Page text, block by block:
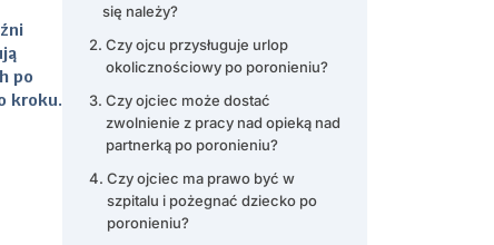
po
kroku.
się należy?
Czy ojcu przysługuje urlop
okolicznościowy po poronieniu?
Czy ojciec może dostać
zwolnienie z pracy nad opieką nad
partnerką po poronieniu?
Czy ojciec ma prawo być w
szpitalu i pożegnać dziecko po
poronieniu?